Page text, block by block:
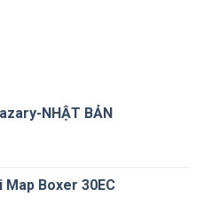
NHẬT BẢN
Boxer 30EC